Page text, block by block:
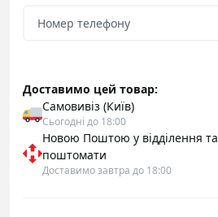
Доставимо цей товар:
Самовивіз (Київ)
Сьогодні до 18:00
Новою Поштою у відділення та
поштомати
Доставимо завтра до 18:00